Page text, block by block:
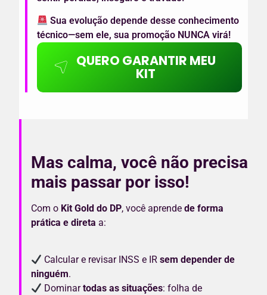
Sua evolução depende desse conhecimento
técnico—sem ele, sua promoção NUNCA virá!
QUERO GARANTIR MEU
KIT
Mas calma, você não precisa
mais passar por isso!
Com o Kit Gold do DP, você aprende de forma
prática e direta a:
Calcular e revisar INSS e IRsem depender de
ninguém.
Dominartodas as situações: folha de